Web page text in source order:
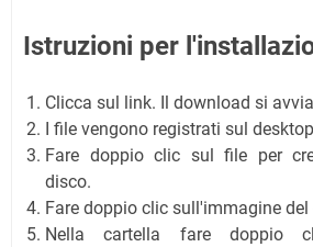
Istruzioni per
Clicca sul link. Il download si
I file vengono registrati sul
Fare doppio clic sul file per
disco.
Fare doppio clic sull'immagine del
Nella cartella fare doppio